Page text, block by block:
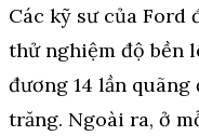
Các kỹ sư của Ford
thử nghiệm độ bền
đương 14 lần
trăng. Ngoài ra, ở